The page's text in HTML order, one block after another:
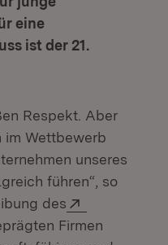
eine
ist der 21.
Respekt. Aber
im Wettbewerb
unseres
führen“, so
des
Firmen